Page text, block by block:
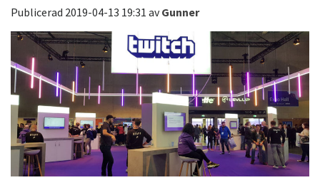
Publicerad 2019-04-13 19:31 avGunner